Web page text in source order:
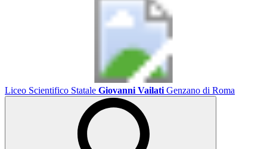
Liceo Scientifico Statale Giovanni Vailati Genzano di Roma